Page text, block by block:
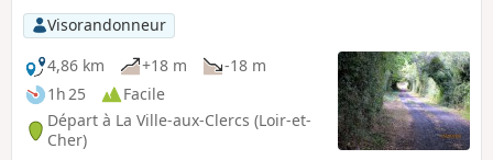
Visorandonneur
4,86 km
+18 m
-18 m
1h 25
Facile
Départ à La Ville-aux-Clercs (Loir-et-
Cher)